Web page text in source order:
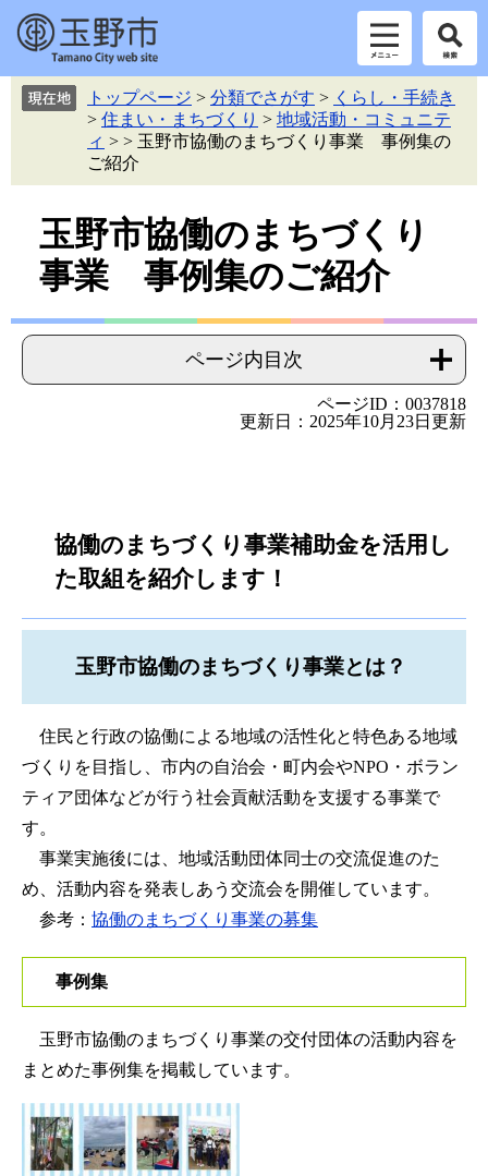
文
トップページ > 分類でさがす > くらし・手続き
> 住まい・まちづくり > 地域活動・コミュニテ
ィ > > 玉野市協働のまちづくり事業 事例集の
ご紹介
玉野市協働のまちづくり
事業 事例集のご紹介
ページ内目次
ページID：0037818
更新日：2025年10月23日更新
協働のまちづくり事業補助金を活用し
た取組を紹介します！
玉野市協働のまちづくり事業とは？
住民と行政の協働による地域の活性化と特色ある地域
づくりを目指し、市内の自治会・町内会やNPO・ボラン
ティア団体などが行う社会貢献活動を支援する事業で
す。
事業実施後には、地域活動団体同士の交流促進のた
め、活動内容を発表しあう交流会を開催しています。
参考： 協働のまちづくり事業の募集
事例集
玉野市協働のまちづくり事業の交付団体の活動内容を
まとめた事例集を掲載しています。